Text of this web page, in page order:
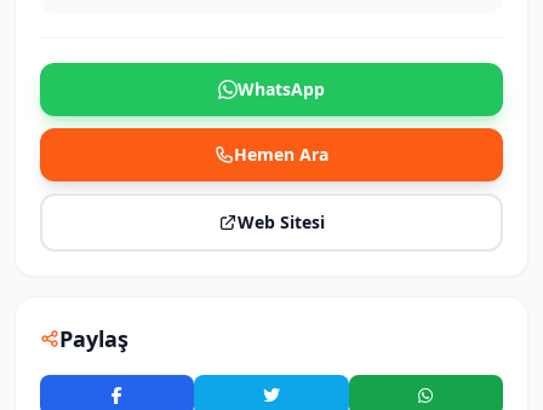
WhatsApp
Hemen Ara
Web Sitesi
Paylaş